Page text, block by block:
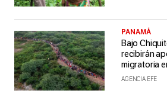
PANAMÁ
Bajo
recibirán
migratoria
AGENCIA EFE